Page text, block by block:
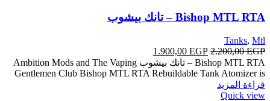
Bishop MTL RTA – تانك بيشوب
Tanks, Mtl
2.200,00EGP
1.900,00 EGP
Bishop MTL RTA – تانك بيشوب Ambition Mods and The Vaping
Gentlemen Club Bishop MTL RTA Rebuildable Tank Atomizer is
قراءة المزيد
Quick view